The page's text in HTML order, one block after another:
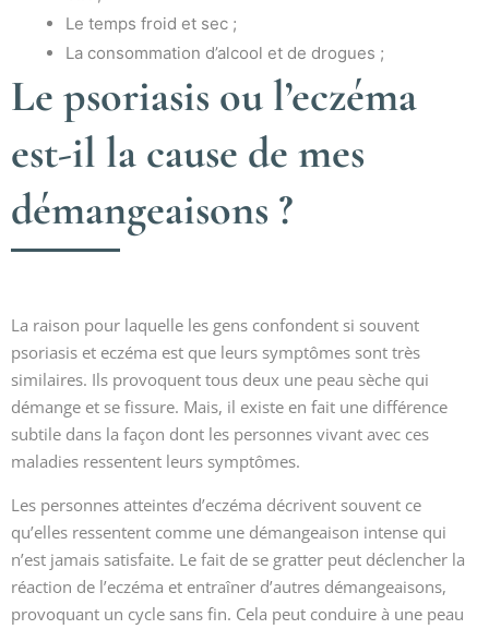
Le temps froid et sec ;
La consommation d’alcool et de drogues ;
Le psoriasis ou l’eczéma
est-il la cause de mes
démangeaisons ?
La raison pour laquelle les gens confondent si souvent
psoriasis et eczéma est que leurs symptômes sont très
similaires. Ils provoquent tous deux une peau sèche qui
démange et se fissure. Mais, il existe en fait une différence
subtile dans la façon dont les personnes vivant avec ces
maladies ressentent leurs symptômes.
Les personnes atteintes d’eczéma décrivent souvent ce
qu’elles ressentent comme une démangeaison intense qui
n’est jamais satisfaite. Le fait de se gratter peut déclencher la
réaction de l’eczéma et entraîner d’autres démangeaisons,
provoquant un cycle sans fin. Cela peut conduire à une peau